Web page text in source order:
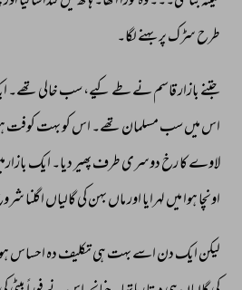
طرح سڑک پر بہنے لگا۔
جتنے بازار قاسم نے طے کیے، سب خالی تھے۔
اس میں سب مسلمان تھے۔ اس کو بہت کوفت
لاوے کا رخ دوسری طرف پھیر دیا۔ ایک
اونچا ہوا میں لہرایا اور ماں بہن کی گالیاں اگلنا
لیکن ایک دن اسے بہت ہی تکلیف دہ احساس